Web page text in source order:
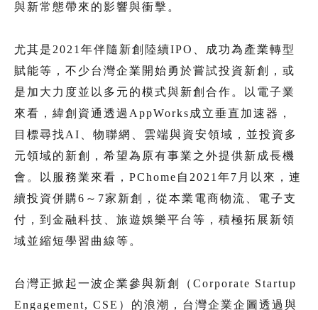
與新常態帶來的影響與衝擊。
尤其是2021年伴隨新創陸續IPO、成功為產業轉型
賦能等，不少台灣企業開始勇於嘗試投資新創，或
是加大力度並以多元的模式與新創合作。以電子業
來看，緯創資通透過AppWorks成立垂直加速器，
目標尋找AI、物聯網、雲端與資安領域，並投資多
元領域的新創，希望為原有事業之外提供新成長機
會。以服務業來看，PChome自2021年7月以來，連
續投資併購6～7家新創，從本業電商物流、電子支
付，到金融科技、旅遊娛樂平台等，積極拓展新領
域並縮短學習曲線等。
台灣正掀起一波企業參與新創（Corporate Startup
Engagement, CSE）的浪潮，台灣企業企圖透過與